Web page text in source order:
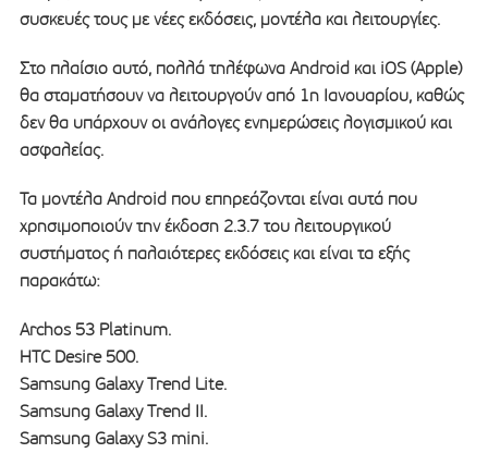
συσκευές τους με νέες εκδόσεις, μοντέλα και λειτουργίες.
Στο πλαίσιο αυτό, πολλά τηλέφωνα Android και iOS (Apple)
θα σταματήσουν να λειτουργούν από 1η Ιανουαρίου, καθώς
δεν θα υπάρχουν οι ανάλογες ενημερώσεις λογισμικού και
ασφαλείας.
Τα μοντέλα Android που επηρεάζονται είναι αυτά που
χρησιμοποιούν την έκδοση 2.3.7 του λειτουργικού
συστήματος ή παλαιότερες εκδόσεις και είναι τα εξής
παρακάτω:
Archos 53 Platinum.
HTC Desire 500.
Samsung Galaxy Trend Lite.
Samsung Galaxy Trend II.
Samsung Galaxy S3 mini.